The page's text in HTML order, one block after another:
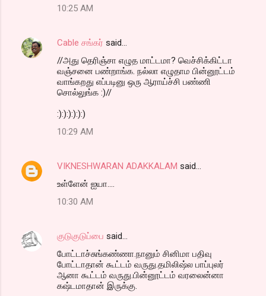
10:25 AM
Cable சங்கர் said…
//அது தெரிஞ்சா எழுத மாட்டமா? வெச்சிக்கிட்டா
வஞ்சனை பண்றாங்க. நல்லா எழுதாம பின்னூட்டம்
வாங்கறது எப்படினு ஒரு ஆராய்ச்சி பண்ணி
சொல்லுங்க :)//
:):):):):):)
10:29 AM
VIKNESHWARAN ADAKKALAM said…
உள்ளேன் ஐயா....
10:30 AM
குடுகுடுப்பை said…
போட்டாச்சுங்கண்ணா.நானும் சினிமா பதிவு
போட்டாதான் கூட்டம் வருது.தமிலிஷ்ல பாப்புலர்
ஆனா கூட்டம் வருது.பின்னூட்டம் வரலைன்னா
கஷ்டமாதான் இருக்கு.